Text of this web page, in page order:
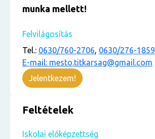
munka mellett!
Felvilágosítás
Tel.: 0630/760-2706, 0630/276-1859
E-mail: mesto.titkarsag@gmail.com
Jelentkezem!
Feltételek
Iskolai előképzettség